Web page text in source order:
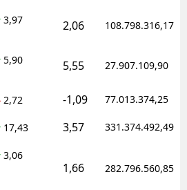
3,97 2,06 108.798.316,17
5,90 5,55 27.907.109,90
2,72 -1,09 77.013.374,25
17,43 3,57 331.374.492,49
3,06
1,66 282.796.560,85